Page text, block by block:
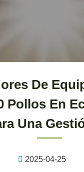
De
Pollos En
Una
2025-04-25